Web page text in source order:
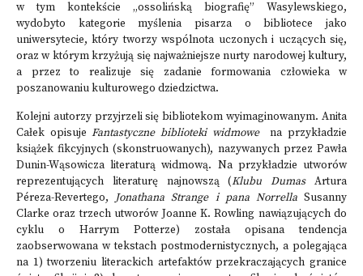
w tym kontekście „ossolińską biografię” Wasylewskiego,
wydobyto kategorie myślenia pisarza o bibliotece jako
uniwersytecie, który tworzy wspólnota uczonych i uczących się,
oraz w którym krzyżują się najważniejsze nurty narodowej kultury,
a przez to realizuje się zadanie formowania człowieka w
poszanowaniu kulturowego dziedzictwa.
Kolejni autorzy przyjrzeli się bibliotekom wyimaginowanym. Anita
Całek opisujeFantastyczne biblioteki widmowe
na przykładzie
książek fikcyjnych (skonstruowanych), nazywanych przez Pawła
Dunin-Wąsowicza literaturą widmową. Na przykładzie utworów
reprezentujących literaturę najnowszą (Klubu DumasArtura
Péreza-Revertego,
Jonathana Strange i pana NorrellaSusanny
Clarke oraz trzech utworów Joanne K. Rowling nawiązujących do
cyklu o Harrym Potterze) została opisana tendencja
zaobserwowana w tekstach postmodernistycznych, a polegająca
na 1) tworzeniu literackich artefaktów przekraczających granice